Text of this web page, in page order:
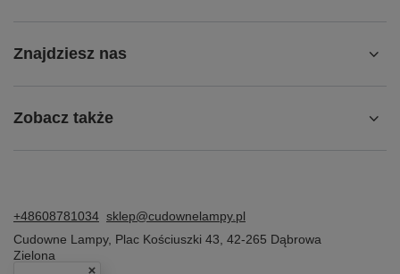
Znajdziesz nas
Zobacz także
+48608781034 sklep@cudownelampy.pl
Cudowne Lampy, Plac Kościuszki 43 42-265 Dąbrowa
Zielona